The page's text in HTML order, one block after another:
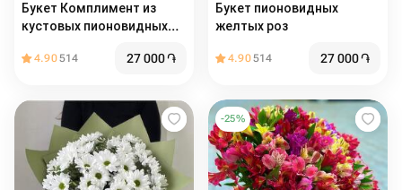
Букет Комплимент из
кустовых пионовидных
4.90514 27 000֏
Букет пионовидных
желтых роз
4.90514 27 000֏
-25%